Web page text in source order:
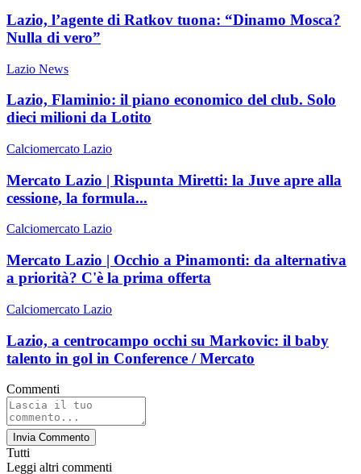
Lazio, l’agente di Ratkov tuona: “Dinamo Mosca?
Nulla di vero”
Lazio News
Lazio, Flaminio: il piano economico del club. Solo
dieci milioni da Lotito
Calciomercato Lazio
Mercato Lazio | Rispunta Miretti: la Juve apre alla
cessione, la formula...
Calciomercato Lazio
Mercato Lazio | Occhio a Pinamonti: da alternativa
a priorità? C'è la prima offerta
Calciomercato Lazio
Lazio, a centrocampo occhi su Markovic: il baby
talento in gol in Conference / Mercato
Commenti
Invia Commento
Tutti
Leggi altri commenti